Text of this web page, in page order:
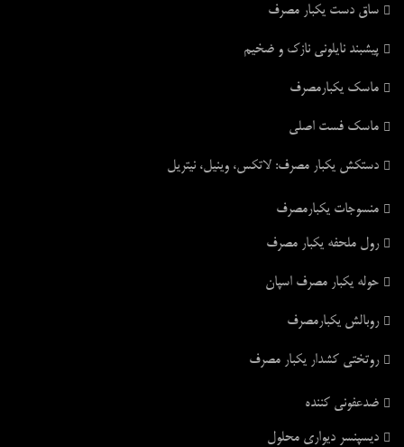
ساق دست یکبار مصرف
پیشبند نایلونی نازک و ضخیم
ماسک یکبارمصرف
ماسک فست اصلی
دستکش یکبار مصرف: لاتکس، وینیل، نیتریل
منسوجات یکبارمصرف
رول ملحفه یکبار مصرف
حوله یکبار مصرف اسپان
روبالش یکبارمصرف
روتختی کشدار یکبار مصرف
ضدعفونی کننده
دیسپنسر دیواری محلول